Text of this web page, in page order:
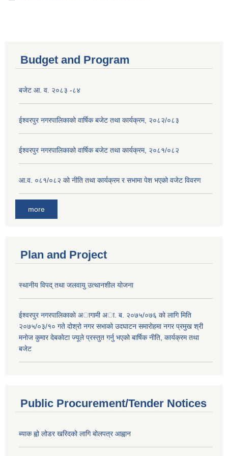
Budget and Program
बजेट आ. व. २०८३ -८४
ईश्वरपुर नगरपालिकाको वार्षिक बजेट तथा कार्यक्रम, २०८२/०८३
ईश्वरपुर नगरपालिकाको वार्षिक बजेट तथा कार्यक्रम, २०८१/०८२
आ.व. ०८१/०८२ को नीति तथा कार्यक्रम र सभामा पेश भएको वजेट विवरण
more
Plan and Project
स्थानीय विपद् तथा जलवायु उत्थानशील योजना
ईश्वरपुर नगरपालिकाकाे अागामी अा. ब. २०७५/०७६ काे लागि मिति
२०७५/०३/१० गते दोश्रो नगर सभाको उदघाटन समाराेहमा नगर प्रमुख श्री
मनाेज कुमार देबकाेटा ज्यूले प्रस्तुत गर्नु भएको बार्षिक नीति, कार्यक्रम तथा
बजेट
Public Procurement/Tender Notices
ब्याक ह्वो लोडर खरिदको लागि बोलपत्र आह्वान